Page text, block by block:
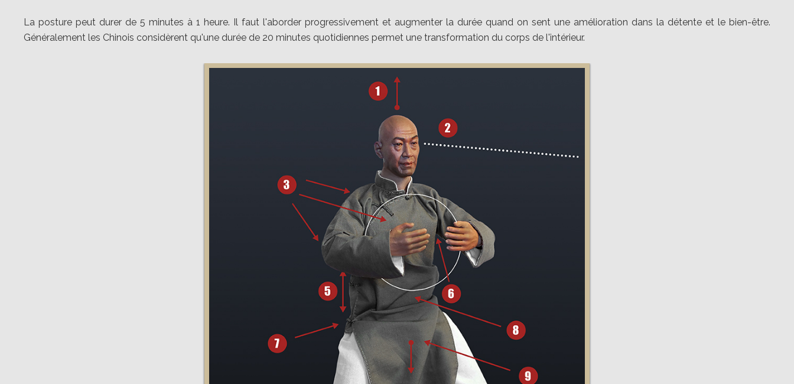
La posture peut durer de 5 minutes à 1 heure. Il faut l'aborder progressivement et augmenter la durée quand on sent une amélioration dans la détente et le bien-être.
Généralement les Chinois considèrent qu'une durée de 20 minutes quotidiennes permet une transformation du corps de l'intérieur.